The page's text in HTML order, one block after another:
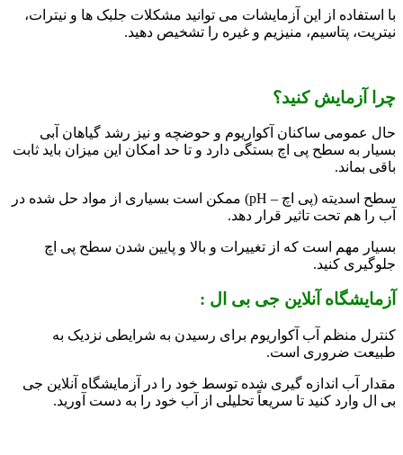
با استفاده از این آزمایشات می توانید مشکلات جلبک ها و نیترات،
نیتریت، پتاسیم، منیزیم و غیره را تشخیص دهید.
چرا آزمایش کنید؟
حال عمومی ساکنان آکواریوم و حوضچه و نیز رشد گیاهان آبی
بسیار به سطح پی اچ بستگی دارد و تا حد امکان این میزان باید ثابت
باقی بماند.
سطح اسدیته (پی اچ – pH) ممکن است بسیاری از مواد حل شده در
آب را هم تحت تاثیر قرار دهد.
بسیار مهم است که از تغییرات و بالا و پایین شدن سطح پی اچ
جلوگیری کنید.
آزمایشگاه آنلاین جی بی ال :
کنترل منظم آب آکواریوم برای رسیدن به شرایطی نزدیک به
طبیعت ضروری است.
مقدار آب اندازه گیری شده توسط خود را در آزمایشگاه آنلاین جی
بی ال وارد کنید تا سریعاً تحلیلی از آب خود را به دست آورید.